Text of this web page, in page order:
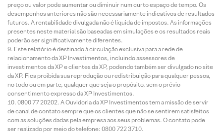
preço ou valor pode aumentar ou diminuir num curto espaço de tempo. Os
desempenhos anteriores não são necessariamente indicativos de resultados
futuros. A rentabilidade divulgada não é líquida de impostos. As informações
presentes neste material são baseadas em simulações e os resultados reais
poderão ser significativamente diferentes.
Este relatório é destinado à circulação exclusiva para a rede de
relacionamento da XP Investimentos, incluindo assessores de
investimentos da XP e clientes da XP, podendo também ser divulgado no site
da XP. Fica proibida sua reprodução ou redistribuição para qualquer pessoa,
no todo ou em parte, qualquer que seja o propósito, sem o prévio
consentimento expresso da XP Investimentos.
0800 77 20202. A Ouvidoria da XP Investimentos tem a missão de servir
de canal de contato sempre que os clientes que não se sentirem satisfeitos
com as soluções dadas pela empresa aos seus problemas. O contato pode
ser realizado por meio do telefone: 0800 722 3710.